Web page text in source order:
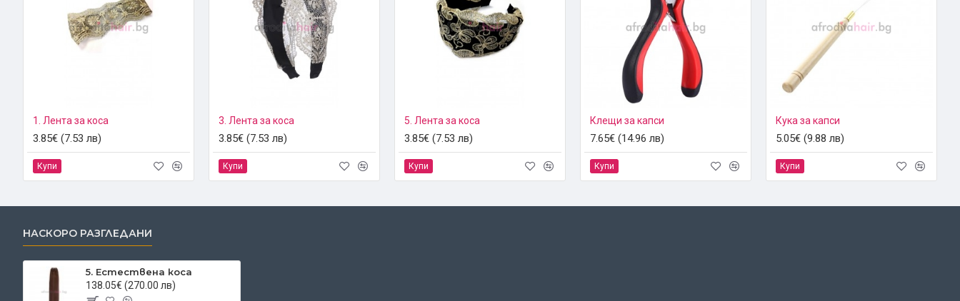
1. Лента за коса
3.85€ (7.53 лв)
Купи
3. Лента за коса
3.85€ (7.53 лв)
Купи
5. Лента за коса
3.85€ (7.53 лв)
Купи
Клещи за капси
7.65€ (14.96 лв)
Купи
Кука за капси
5.05€ (9.88 лв)
Купи
НАСКОРО РАЗГЛЕДАНИ
5. Естествена коса
138.05€ (270.00 лв)